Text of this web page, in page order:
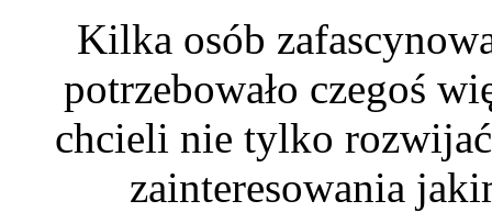
Kilka osób
potrzebowało czegoś
chcieli nie tylko
zainteresowania